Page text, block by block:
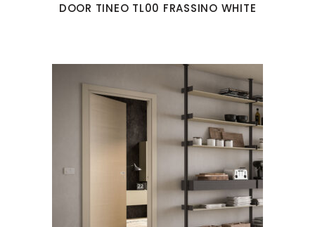
DOOR TINEO TL00 FRASSINO WHITE